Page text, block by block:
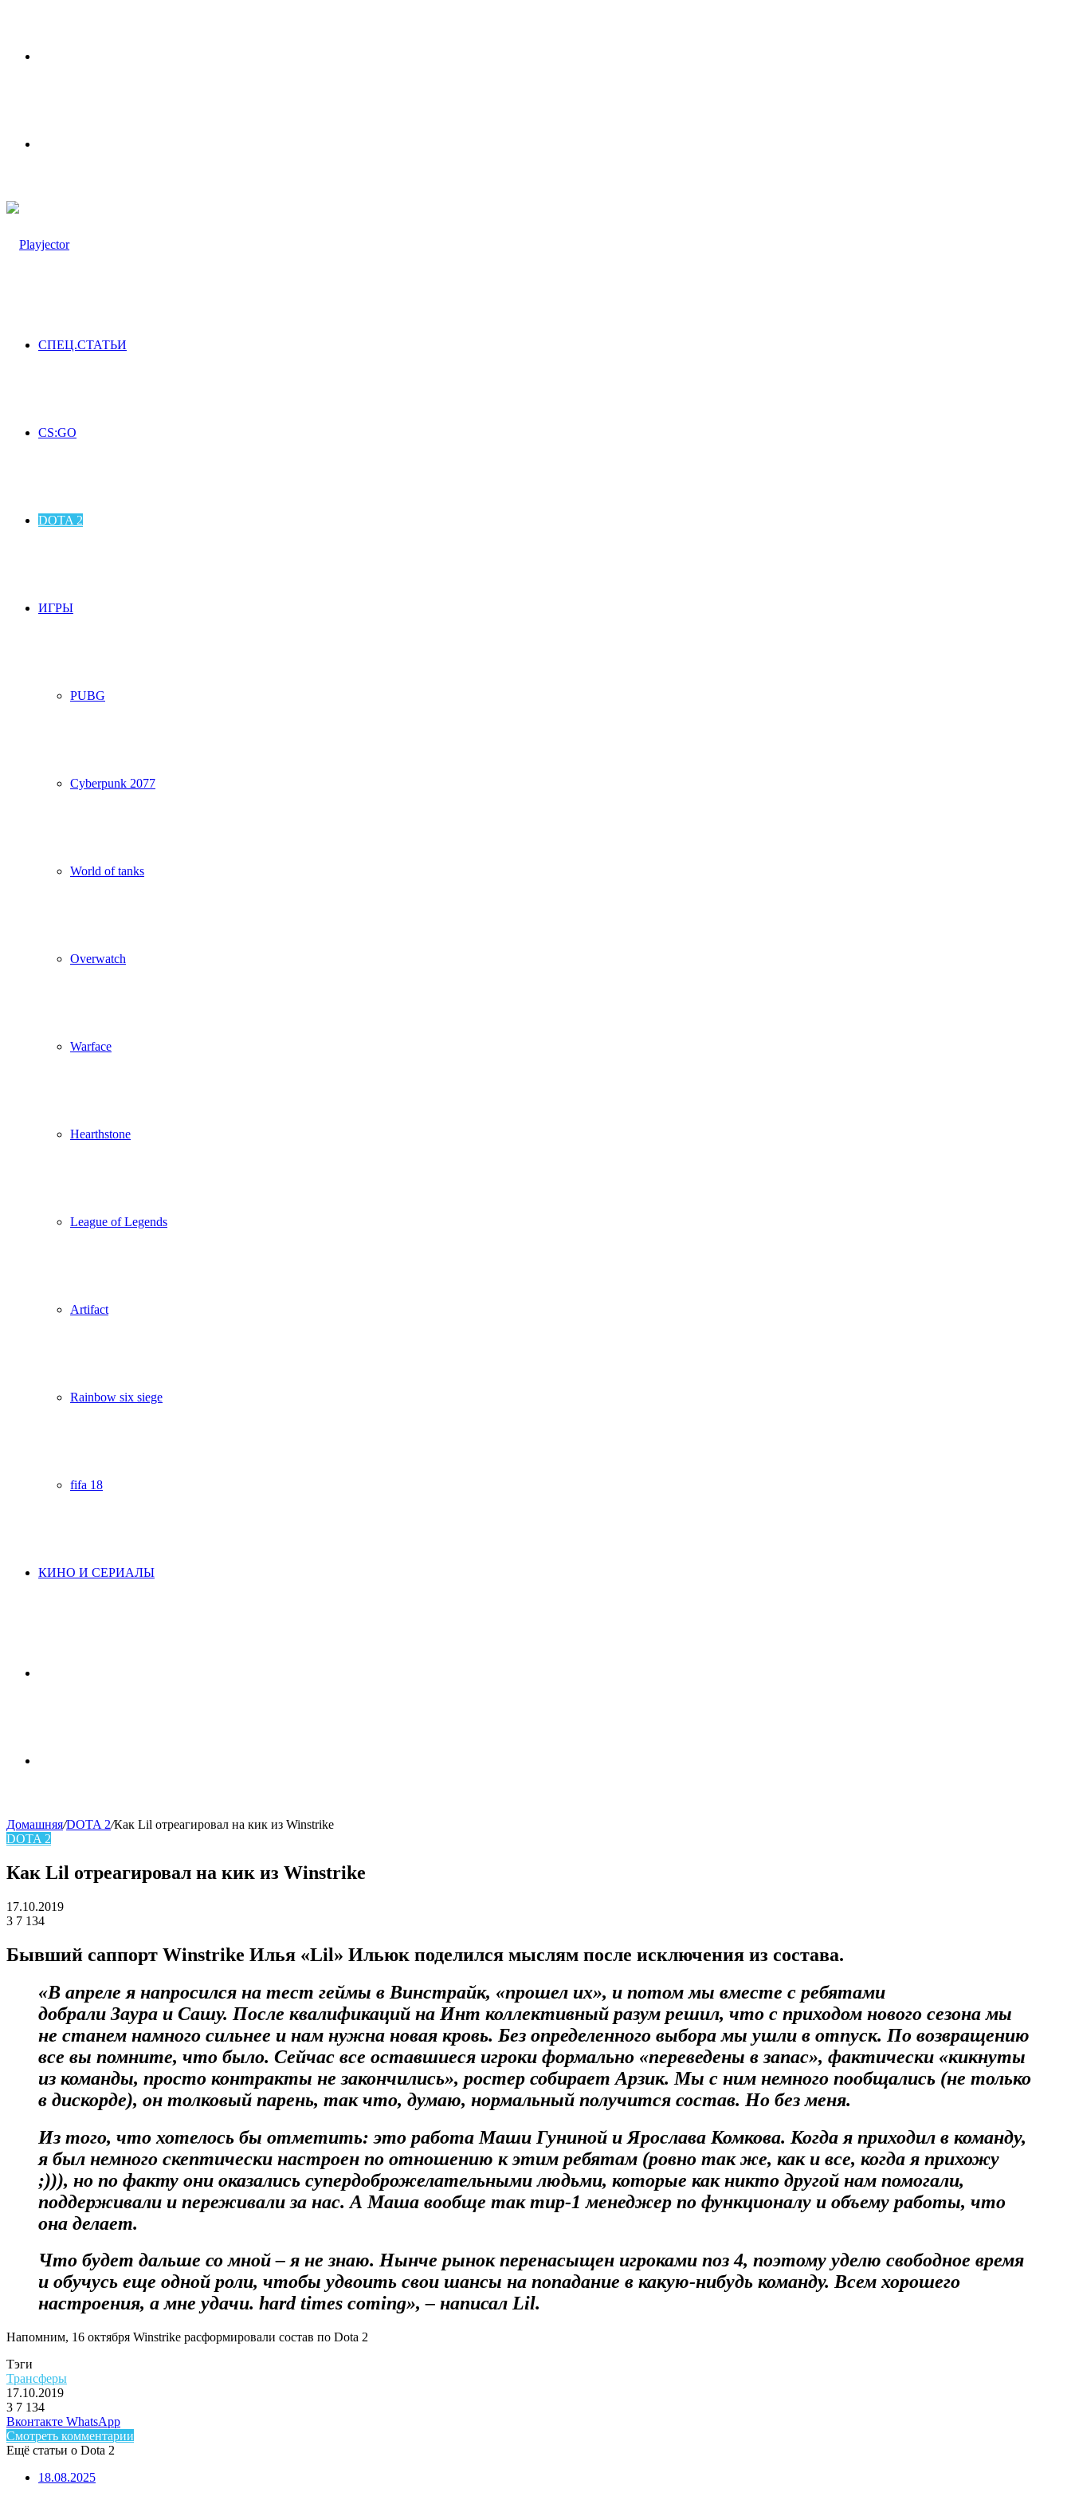
СПЕЦ.СТАТЬИ
CS:GO
DOTA 2
ИГРЫ
PUBG
Cyberpunk 2077
World of tanks
Overwatch
Warface
Hearthstone
League of Legends
Artifact
Rainbow six siege
fifa 18
КИНО И СЕРИАЛЫ
skin
Домашняя/DOTA 2/Как Lil отреагировал на кик из Winstrike
DOTA 2
Как Lil отреагировал на кик из Winstrike
17.10.2019
3 7 134
Бывший саппорт Winstrike Илья «Lil» Ильюк поделился мыслям после исключения из состава.
«В апреле я напросился на тест геймы в Винстрайк, «прошел их», и потом мы вместе с ребятами
добрали Заура и Сашу. После квалификаций на Инт коллективный разум решил, что с приходом нового сезона мы
не станем намного сильнее и нам нужна новая кровь. Без определенного выбора мы ушли в отпуск. По возвращению
все вы помните, что было. Сейчас все оставшиеся игроки формально «переведены в запас», фактически «кикнуты
из команды, просто контракты не закончились», ростер собирает Арзик. Мы с ним немного пообщались (не только
в дискорде), он толковый парень, так что, думаю, нормальный получится состав. Но без меня.
Из того, что хотелось бы отметить: это работа Маши Гуниной и Ярослава Комкова. Когда я приходил в команду,
я был немного скептически настроен по отношению к этим ребятам (ровно так же, как и все, когда я прихожу
;))), но по факту они оказались супердоброжелательными людьми, которые как никто другой нам помогали,
поддерживали и переживали за нас. А Маша вообще так тир-1 менеджер по функционалу и объему работы, что
она делает.
Что будет дальше со мной – я не знаю. Нынче рынок перенасыщен игроками поз 4, поэтому уделю свободное время
и обучусь еще одной роли, чтобы удвоить свои шансы на попадание в какую-нибудь команду. Всем хорошего
настроения, а мне удачи. hard times coming», – написал Lil.
Напомним, 16 октября Winstrike расформировали состав по Dota 2
Тэги
Трансферы
17.10.2019
3 7 134
Facebook
Twitter
LinkedIn
Вконтакте WhatsAppTelegram
Смотреть комментарии
Ещё статьи о Dota 2
18.08.2025